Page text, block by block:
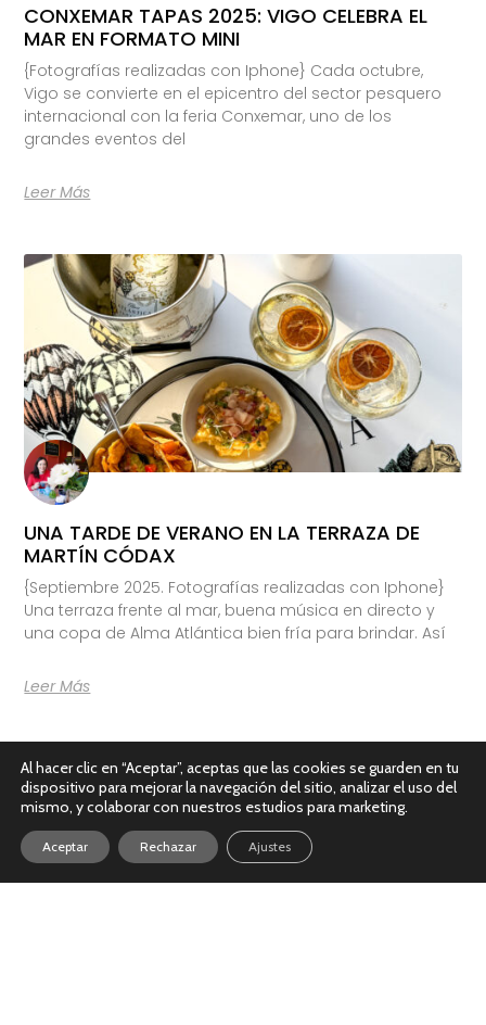
CONXEMAR TAPAS 2025: VIGO CELEBRA EL
MAR EN FORMATO MINI
{Fotografías realizadas con Iphone} Cada octubre,
Vigo se convierte en el epicentro del sector pesquero
internacional con la feria Conxemar, uno de los
grandes eventos del
Leer Más
UNA TARDE DE VERANO EN LA TERRAZA DE
MARTÍN CÓDAX
{Septiembre 2025. Fotografías realizadas con Iphone}
Una terraza frente al mar, buena música en directo y
una copa de Alma Atlántica bien fría para brindar. Así
Leer Más
Al hacer clic en “Aceptar”, aceptas que las cookies se guarden en tu
dispositivo para mejorar la navegación del sitio, analizar el uso del
mismo, y colaborar con nuestros estudios para marketing.
Aceptar Rechazar Ajustes